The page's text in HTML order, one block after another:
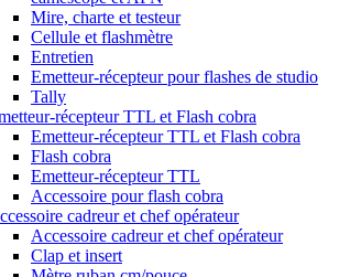
Mire, charte et testeur
Cellule et flashmètre
Entretien
Emetteur-récepteur pour flashes de studio
Tally
récepteur TTL et Flash cobra
Emetteur-récepteur TTL et Flash cobra
Flash cobra
Emetteur-récepteur TTL
Accessoire pour flash cobra
cadreur et chef opérateur
Accessoire cadreur et chef opérateur
Clap et insert